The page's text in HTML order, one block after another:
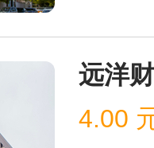
远洋
4.00